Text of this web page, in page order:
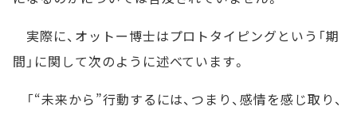
実際に、オットー博士はプロトタイピングという「期
間」に関して次のように述べています。
「“未来から”行動するには、つまり、感情を感じ取り、